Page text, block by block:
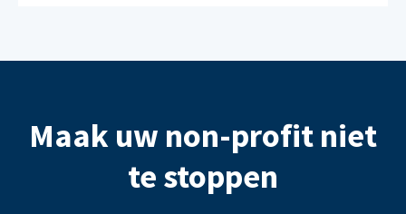
Maak uw non-profit niet
te stoppen